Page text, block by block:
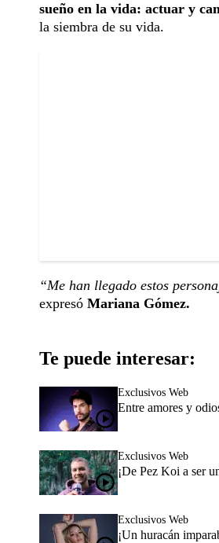
sueño en la vida: actuar y
la siembra de su vida.
“Me han llegado estos
expresó Mariana Gómez.
Te puede interesar:
Exclusivos Web
Entre amores y
Exclusivos Web
¡De Pez Koi a ser
Exclusivos Web
¡Un huracán